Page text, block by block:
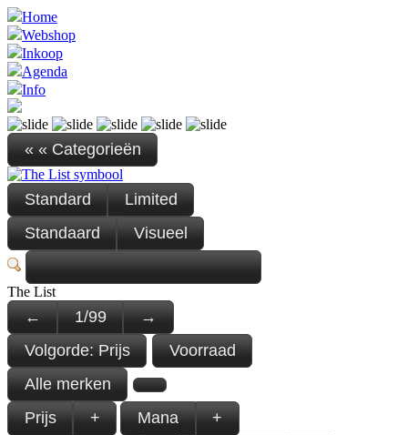
Home
Webshop
Inkoop
Agenda
Info
« « Categorieën
Standard
Limited
Standaard
Visueel
The List
← 1/99
→
Volgorde: Prijs
Voorraad
Alle merken
Prijs
+ Mana
+